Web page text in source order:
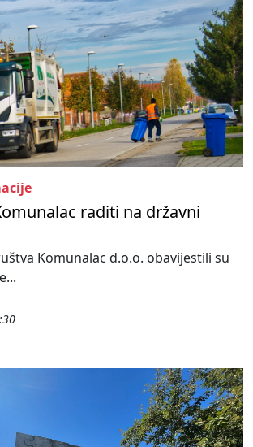
raditi na državni
Komunalac d.o.o. obavijestili su